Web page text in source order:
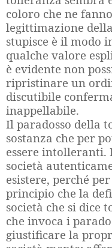
coloro che ne
legittimazione
stupisce è il modo
qualche valore
è evidente non
ripristinare un
discutibile
inappellabile.
Il paradosso della
sostanza che per
essere intolleranti.
società
esistere, perché
principio che la
società che si dice
che invoca i
giustificare la